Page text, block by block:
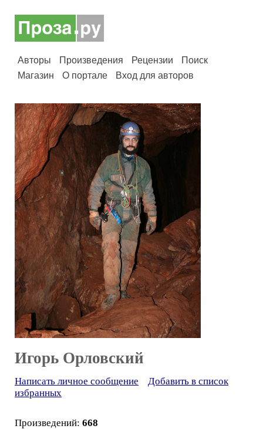
Авторы Произведения Рецензии
Поиск
Магазин
О портале Вход для авторов
Игорь Орловский
Написать личное сообщение
Добавить в список
избранных
Произведений: 668